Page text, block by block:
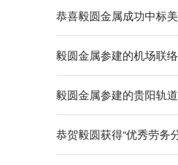
恭喜毅圆金属成功中标
毅圆金属参建的机场联
毅圆金属参建的贵阳轨
恭贺毅圆获得“优秀劳务